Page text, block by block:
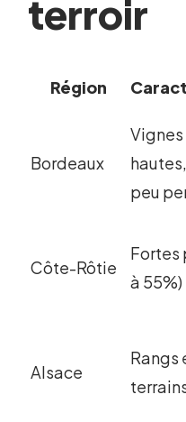
terroir
Région
Bordeaux
peu
Côte-Rôtie
Fortes
à 55%)
Alsace
Rangs